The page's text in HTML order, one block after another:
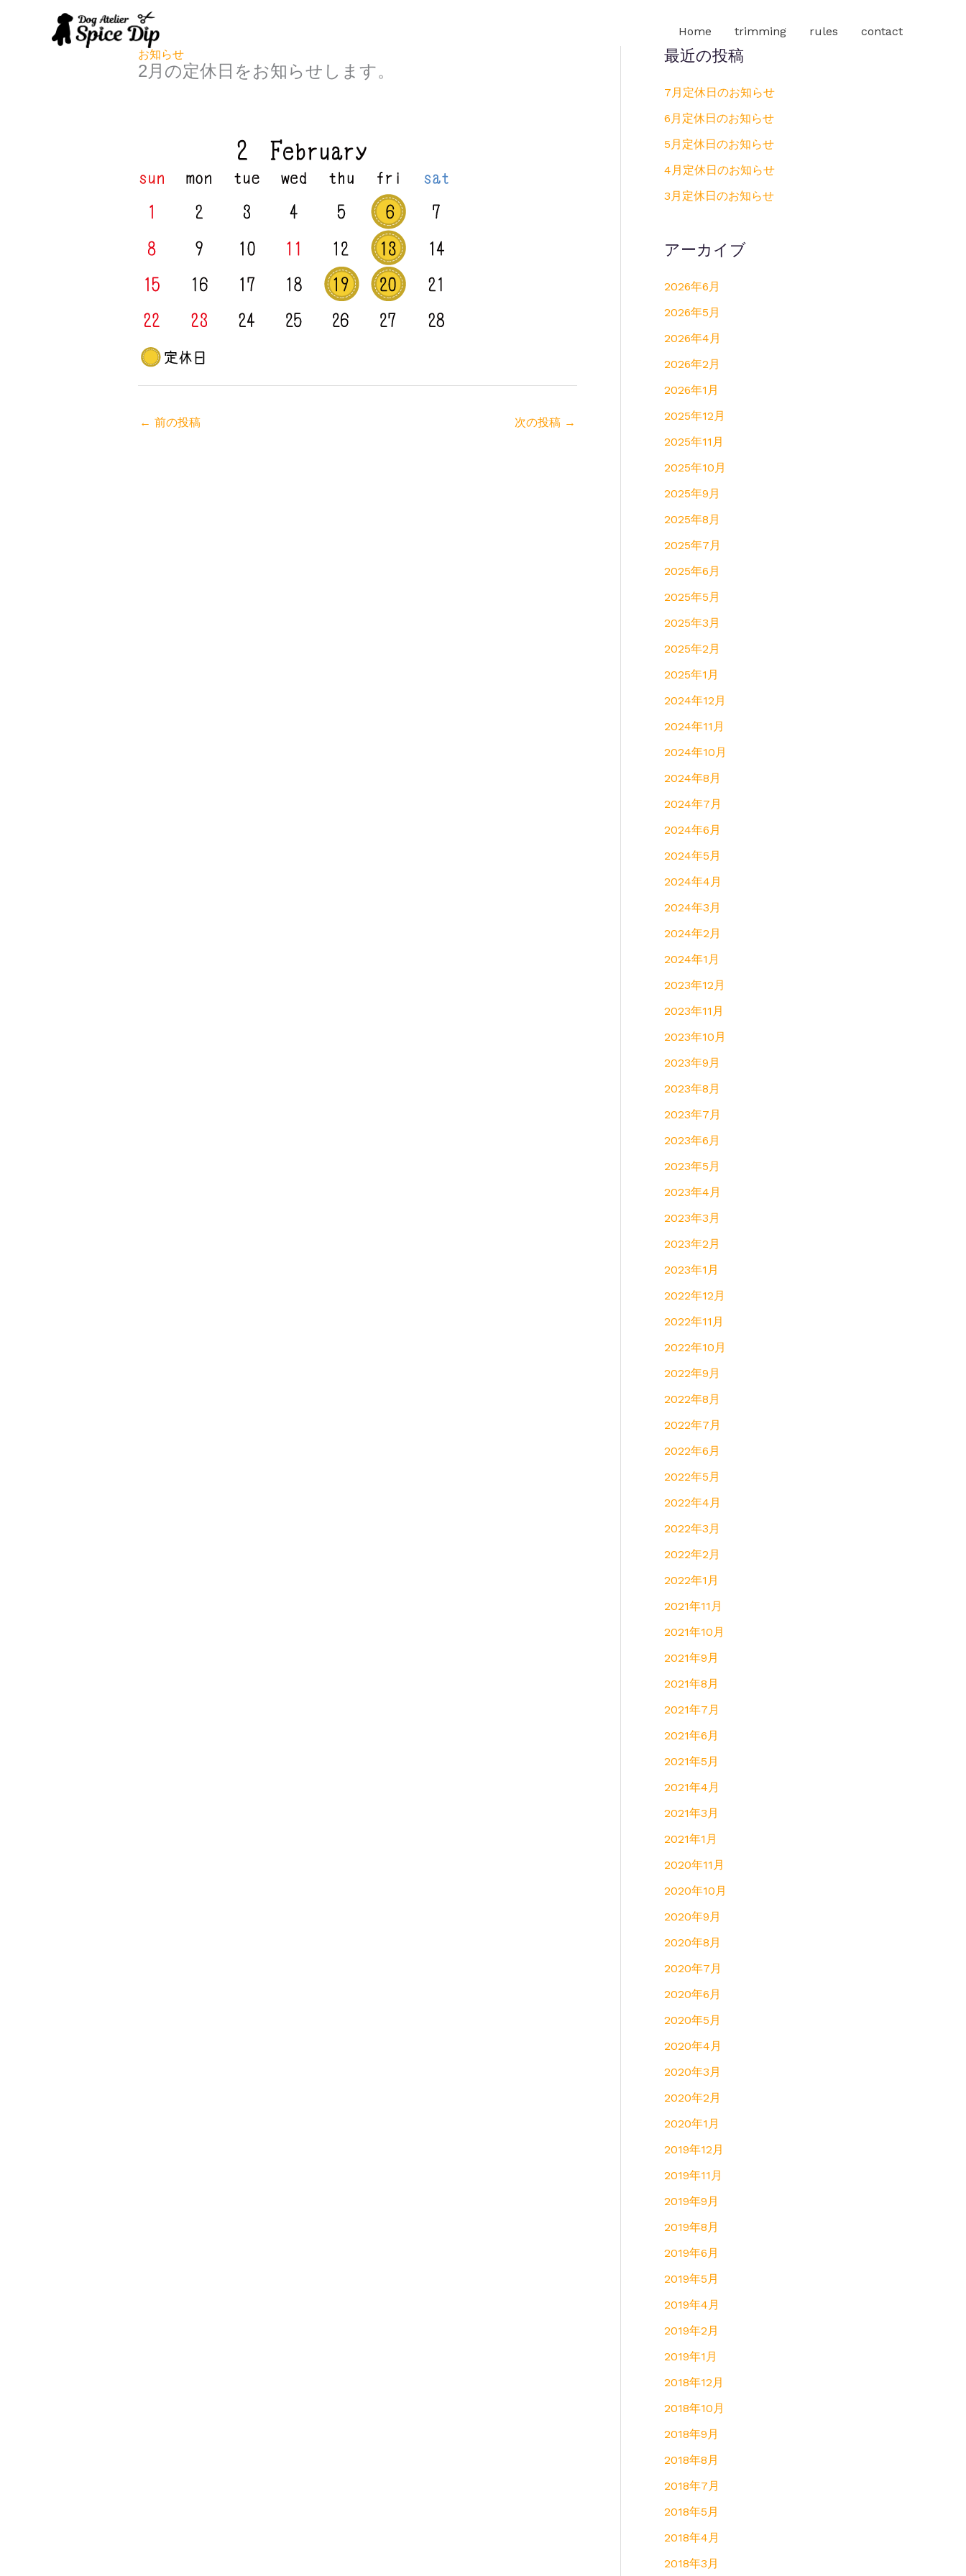
Home trimming rules
contact
お知らせ
2 月の定休日をお知らせします。
← 前の投稿 次の投稿 →
最近の投稿
7月定休日のお知らせ
6月定休日のお知らせ
5月定休日のお知らせ
4月定休日のお知らせ
3月定休日のお知らせ
アーカイブ
2026年6月
2026年5月
2026年4月
2026年2月
2026年1月
2025年12月
2025年11月
2025年10月
2025年9月
2025年8月
2025年7月
2025年6月
2025年5月
2025年3月
2025年2月
2025年1月
2024年12月
2024年11月
2024年10月
2024年8月
2024年7月
2024年6月
2024年5月
2024年4月
2024年3月
2024年2月
2024年1月
2023年12月
2023年11月
2023年10月
2023年9月
2023年8月
2023年7月
2023年6月
2023年5月
2023年4月
2023年3月
2023年2月
2023年1月
2022年12月
2022年11月
2022年10月
2022年9月
2022年8月
2022年7月
2022年6月
2022年5月
2022年4月
2022年3月
2022年2月
2022年1月
2021年11月
2021年10月
2021年9月
2021年8月
2021年7月
2021年6月
2021年5月
2021年4月
2021年3月
2021年1月
2020年11月
2020年10月
2020年9月
2020年8月
2020年7月
2020年6月
2020年5月
2020年4月
2020年3月
2020年2月
2020年1月
2019年12月
2019年11月
2019年9月
2019年8月
2019年6月
2019年5月
2019年4月
2019年2月
2019年1月
2018年12月
2018年10月
2018年9月
2018年8月
2018年7月
2018年5月
2018年4月
2018年3月